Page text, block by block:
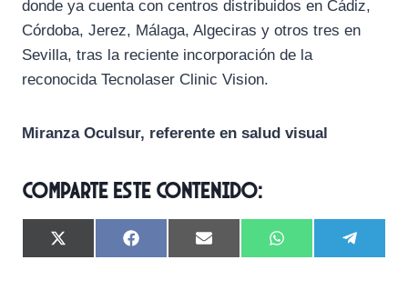
donde ya cuenta con centros distribuidos en Cádiz,
Córdoba, Jerez, Málaga, Algeciras y otros tres en
Sevilla, tras la reciente incorporación de la
reconocida Tecnolaser Clinic Vision.
Miranza Oculsur, referente en salud visual
Comparte este contenido:
C
o
X
(
C
o
F
a
C
o
E
m
C
o
W
h
C
o
e